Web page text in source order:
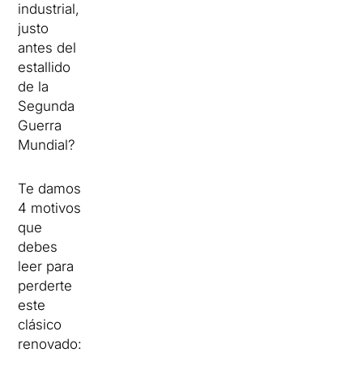
industrial,
justo
antes del
estallido
de la
Segunda
Guerra
Mundial?
Te damos
4 motivos
que
debes
leer para
perderte
este
clásico
renovado: